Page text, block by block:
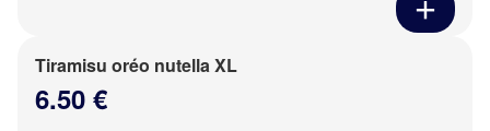
Tiramisu oréo nutella XL
6.50 €